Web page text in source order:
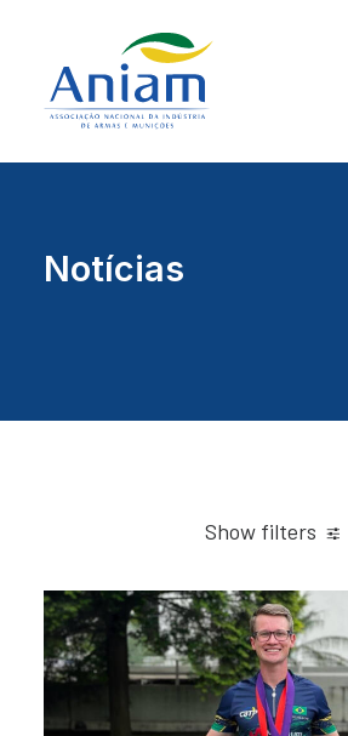
Notícias
Show filters